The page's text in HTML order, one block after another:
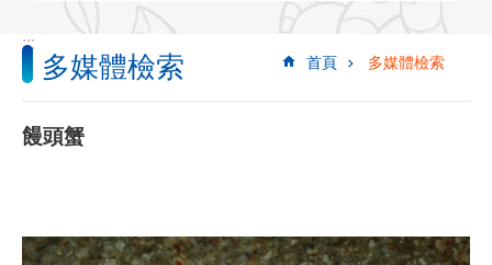
多
媒
體
檢
像
:::
首頁 多媒體檢索
多媒體檢索
饅頭蟹